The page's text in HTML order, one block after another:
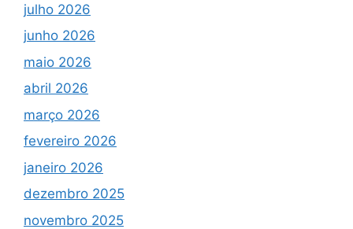
julho 2026
junho 2026
maio 2026
abril 2026
março 2026
fevereiro 2026
janeiro 2026
dezembro 2025
novembro 2025